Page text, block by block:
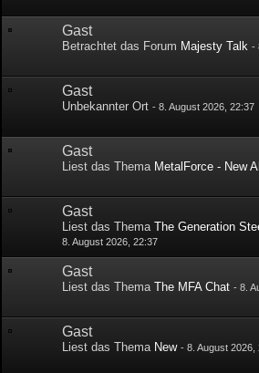
Gast
Betrachtet das Forum Majesty Talk -
Gast
Unbekannter Ort-8. August 2026, 22:37
Gast
Liest das Thema MetalForce - New
Gast
Liest das ThemaThe Generation
8. August 2026, 22:37
Gast
Liest das ThemaThe MFA Chat -8.
Gast
Liest das Thema New -8. August 2026,